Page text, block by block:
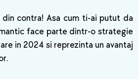
din contra! Asa cum ti-ai putut da
face parte dintr-o strategie
in 2024 si reprezinta un avantaj